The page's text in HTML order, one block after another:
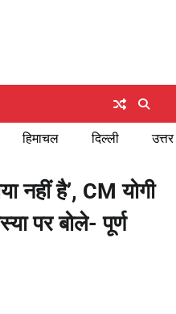
हिमाचल दिल्ली
नहीं है’, CM योगी
पर बोले- पूर्ण